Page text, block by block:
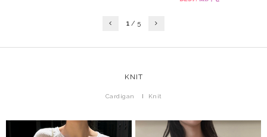
1 / 5
KNIT
Cardigan Knit